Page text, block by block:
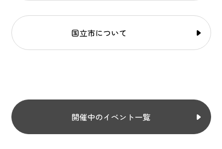
国立市について
開催中のイベント一覧